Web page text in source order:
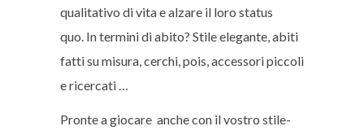
qualitativo di vita e alzare il loro status
quo. In termini di abito? Stile elegante, abiti
fatti su misura, cerchi, pois, accessori piccoli
e ricercati …
Pronte a giocare anche con il vostro stile-